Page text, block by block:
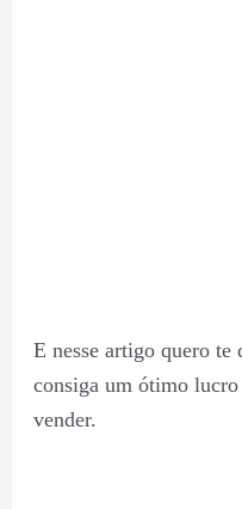
E nesse artigo quero te
consiga um ótimo lucro
vender.